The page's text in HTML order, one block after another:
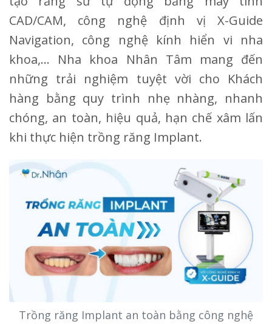
CAD/CAM, công nghệ định vị X-Guide
Navigation, công nghệ kính hiển vi nha
khoa,… Nha khoa Nhân Tâm mang đến
những trải nghiệm tuyệt vời cho Khách
hàng bằng quy trình nhẹ nhàng, nhanh
chóng, an toàn, hiệu quả, hạn chế xâm lấn
khi thực hiện trồng răng Implant.
Trồng răng Implant an toàn bằng công nghệ